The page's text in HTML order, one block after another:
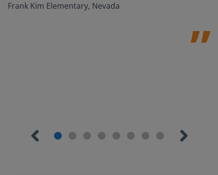
Frank Kim Elementary, Nevada